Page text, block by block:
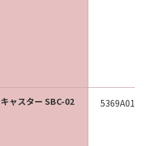
キャスター SBC-02 5369A014